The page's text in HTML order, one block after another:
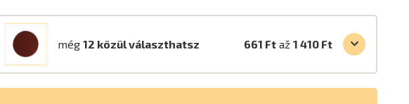
még 12 közül választhatsz 661 Ft až 1 410 Ft